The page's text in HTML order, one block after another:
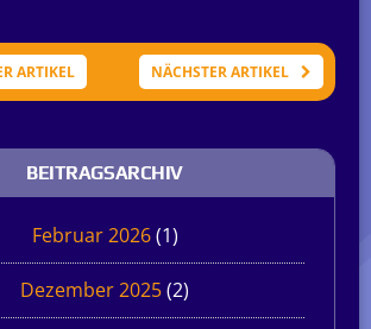
ARTIKEL NÄCHSTER ARTIKEL
BEITRAGSARCHIV
Februar 2026(1)
Dezember 2025(2)